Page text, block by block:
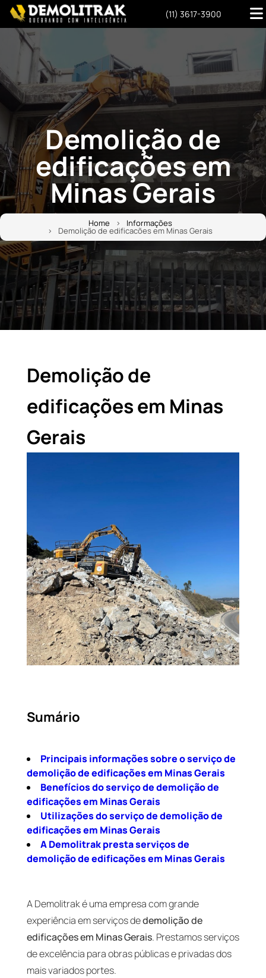
(11) 3617-3900
Demolição de
edificações em
Minas Gerais
Home Informações
Demolição de edificacões em Minas Gerais
Demolição de
edificações em Minas
Gerais
Sumário
Principais informações sobre o serviço de
demolição de edificações em Minas Gerais
Benefícios do serviço de demolição de
edificações em Minas Gerais
Utilizações do serviço de demolição de
edificações em Minas Gerais
A Demolitrak presta serviços de
demolição de edificações em Minas Gerais
A Demolitrak é uma empresa com grande
experiência em serviços dedemolição de
edificações em Minas Gerais. Prestamos serviços
de excelência para obras públicas e privadas dos
mais variados portes.